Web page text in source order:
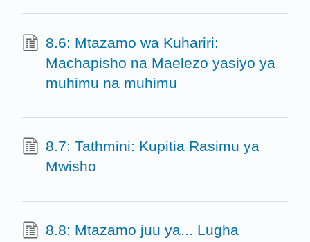
8.6: Mtazamo wa Kuhariri:
Machapisho na Maelezo yasiyo ya
muhimu na muhimu
8.7: Tathmini: Kupitia Rasimu ya
Mwisho
8.8: Mtazamo juu ya... Lugha